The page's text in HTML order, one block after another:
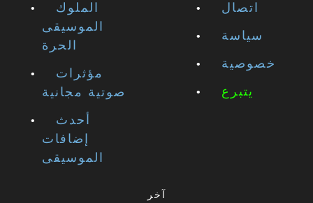
الملوك
الموسيقى
الحرة
مؤثرات
صوتية مجانية
أحدث
إضافات
الموسيقى
اتصال
سياسة
خصوصية
يتبرع
آخر